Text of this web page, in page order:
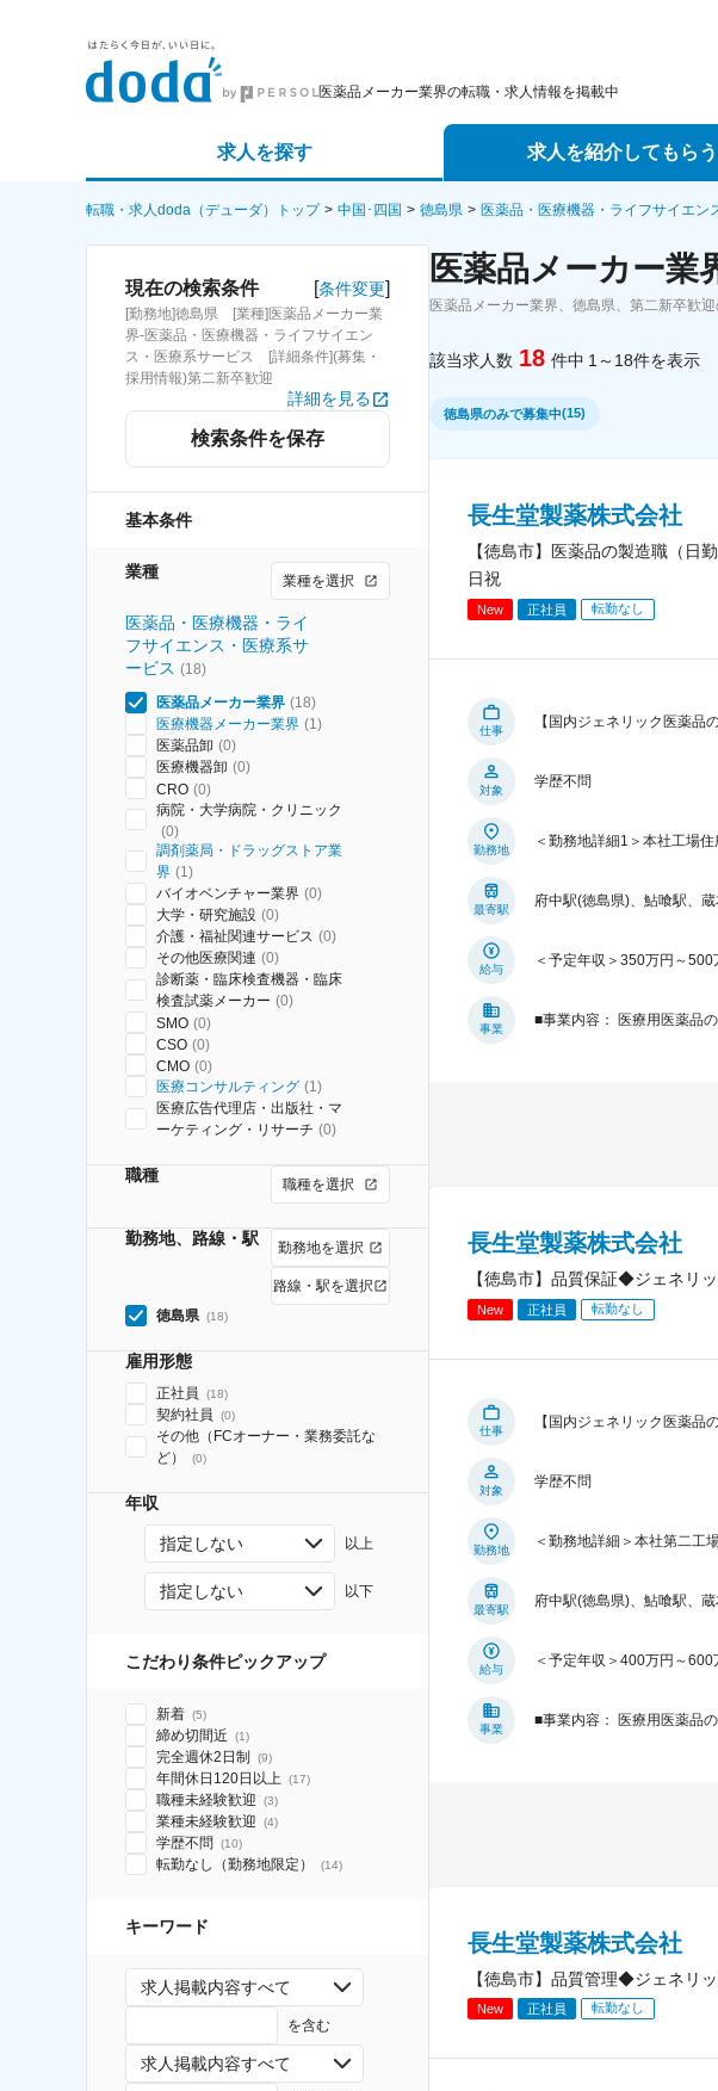
医薬品メーカー業界の転職・求人情報を掲載中
求人を探す
詳細条件から探す
求人特集から探す
求人を紹介してもらう
エージェントサービス
スカウトサービス
転職・求人doda（デューダ）トップ 中国･四国 徳島県 医薬品・医療機器・ライフサイエン
現在の検索条件 [条件変更]
[勤務地]徳島県 [業種]医薬品メーカー業
界-医薬品・医療機器・ライフサイエン
ス・医療系サービス [詳細条件](募集・
採用情報)第二新卒歓迎
詳細を見る
検索条件を保存
基本条件
業種 業種を選択
医薬品・医療機器・ライ
フサイエンス・医療系サ
ービス (18)
医薬品メーカー業界 (18)
医療機器メーカー業界 (1)
医薬品卸 (0)
医療機器卸 (0)
CRO (0)
病院・大学病院・クリニック
(0)
調剤薬局・ドラッグストア業
界 (1)
バイオベンチャー業界 (0)
大学・研究施設 (0)
介護・福祉関連サービス (0)
その他医療関連 (0)
診断薬・臨床検査機器・臨床
検査試薬メーカー (0)
SMO (0)
CSO (0)
CMO (0)
医療コンサルティング (1)
医療広告代理店・出版社・マ
ーケティング・リサーチ (0)
職種 職種を選択
勤務地、路線・駅 勤務地を選択
路線・駅を選択
徳島県 (18)
雇用形態
正社員 (18)
契約社員 (0)
その他（FCオーナー・業務委託な
ど）
(0)
年収
指定しない 以上
指定しない 以下
こだわり条件ピックアップ
新着 (5)
締め切間近 (1)
完全週休2日制 (9)
年間休日120日以上 (17)
職種未経験歓迎 (3)
業種未経験歓迎 (4)
学歴不問 (10)
転勤なし（勤務地限定） (14)
キーワード
求人掲載内容すべて
を含む
求人掲載内容すべて
医薬品メーカー業
医薬品メーカー業界、徳島県、第二新卒歓
該当求人数 18 件中 1～18件を表示
徳島県のみで募集中(15)
長生堂製薬株式会社
【徳島市】医薬品の製造職（
日祝
New 正社員 転勤なし
仕事
【国内ジェネリック医薬
対象
学歴不問
勤務地
＜勤務地詳細1＞本社工場
最寄駅
府中駅(徳島県)、鮎喰駅、蔵
給与
＜予定年収＞350万円～
事業
■事業内容： 医療用医薬品
長生堂製薬株式会社
【徳島市】品質保証◆ジェネリ
New 正社員 転勤なし
仕事
【国内ジェネリック医薬
対象
学歴不問
勤務地
＜勤務地詳細＞本社第二工
最寄駅
府中駅(徳島県)、鮎喰駅、蔵
給与
＜予定年収＞400万円～
事業
■事業内容： 医療用医薬品
長生堂製薬株式会社
【徳島市】品質管理◆ジェネリ
New 正社員 転勤なし